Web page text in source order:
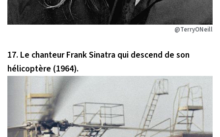
@TerryONeill
17. Le chanteur Frank Sinatra qui descend de son
hélicoptère (1964).